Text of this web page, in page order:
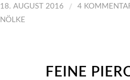
18. AUGUST 2016 / 4
NÖLKE
FEINE